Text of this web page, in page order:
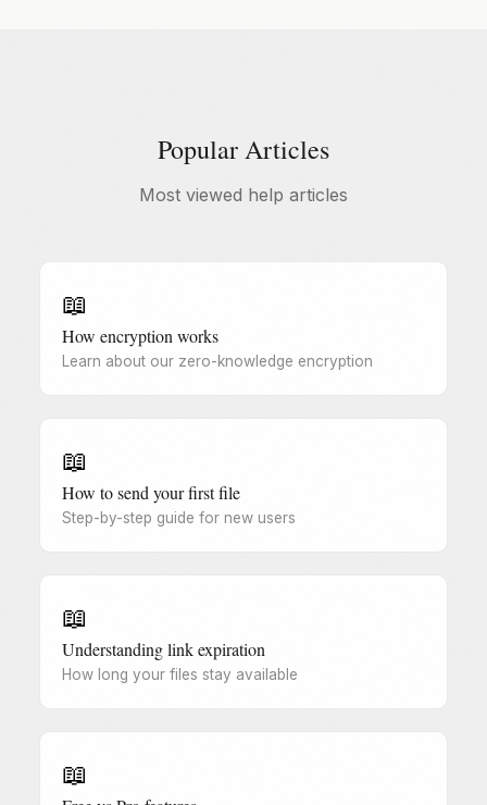
Popular Articles
Most viewed help articles
📖
How encryption works
Learn about our zero-knowledge encryption
📖
How to send your first file
Step-by-step guide for new users
📖
Understanding link expiration
How long your files stay available
📖